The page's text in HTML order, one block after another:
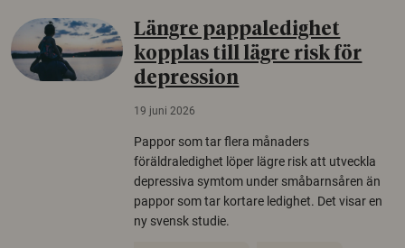
Längre pappaledighet
kopplas till lägre risk för
depression
19 juni 2026
Pappor som tar flera månaders
föräldraledighet löper lägre risk att utveckla
depressiva symtom under småbarnsåren än
pappor som tar kortare ledighet. Det visar en
ny svensk studie.